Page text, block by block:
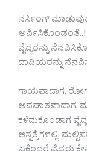
ನರ್ಸಿಂಗ್
ವೈದ್ಯರನ್ನು
ದಾದಿಯರನ್ನು
ಗಾಯವಾದಾಗ,
ಅಪಘಾತವಾದಾಗ,
ಕಳೆದುಕೊಂಡಾಗ
ಆಸ್ಪತ್ರೆಗಳಲ್ಲಿ,